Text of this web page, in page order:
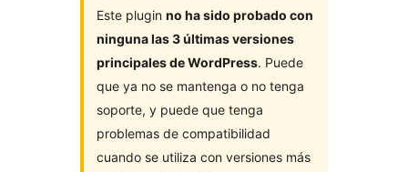
Este plugin no ha sido probado con
ninguna las 3 últimas versiones
principales de WordPress. Puede
que ya no se mantenga o no tenga
soporte, y puede que tenga
problemas de compatibilidad
cuando se utiliza con versiones más